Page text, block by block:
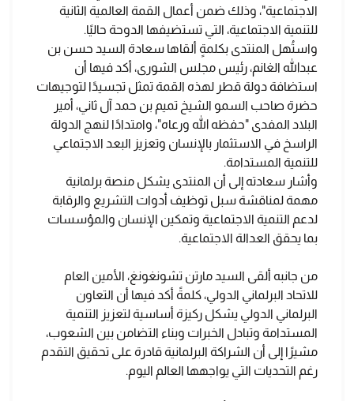
الاجتماعية"، وذلك ضمن أعمال القمة العالمية الثانية
للتنمية الاجتماعية، التي تستضيفها الدوحة حاليًا.
واستُهل المنتدى بكلمةٍ ألقاها سعادة السيد حسن بن
عبدالله الغانم، رئيس مجلس الشورى، أكد فيها أن
استضافة دولة قطر لهذه القمة تمثل تجسيدًا لتوجيهات
حضرة صاحب السمو الشيخ تميم بن حمد آل ثاني، أمير
البلاد المفدى "حفظه الله ورعاه"، وامتدادًا لنهج الدولة
الراسخ في الاستثمار بالإنسان وتعزيز البعد الاجتماعي
للتنمية المستدامة.
وأشار سعادته إلى أن المنتدى يشكل منصة برلمانية
مهمة لمناقشة سبل توظيف أدوات التشريع والرقابة
لدعم التنمية الاجتماعية وتمكين الإنسان والمؤسسات
بما يحقق العدالة الاجتماعية.
من جانبه ألقى السيد مارتن تشونغونغ، الأمين العام
للاتحاد البرلماني الدولي، كلمةً أكد فيها أن التعاون
البرلماني الدولي يشكل ركيزة أساسية لتعزيز التنمية
المستدامة وتبادل الخبرات وبناء التضامن بين الشعوب،
مشيرًا إلى أن الشراكة البرلمانية قادرة على تحقيق التقدم
رغم التحديات التي يواجهها العالم اليوم.